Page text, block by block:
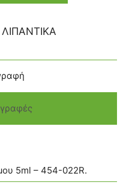
ΛΙΠΑΝΤΙΚΑ
5ml – 454-022R.